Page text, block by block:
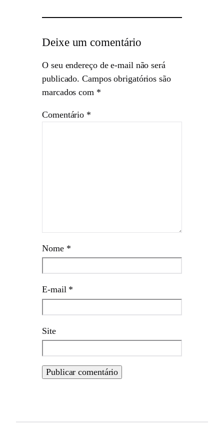
Deixe um comentário
O seu endereço de e-mail não será
publicado. Campos obrigatórios são
marcados com *
Comentário *
Nome *
E-mail *
Site